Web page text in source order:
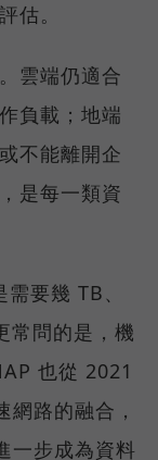
估。
雲端仍適合
負載；地端
不能離開企
是每一類資
要幾 TB、
常問的是，機
也從 2021
路的融合，
一步成為資料